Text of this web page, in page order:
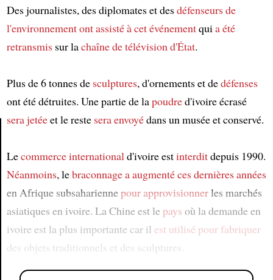
Article
Des journalistes, des diplomates et desdéfenseurs de
l'environnementont assisté à cet événementquia été
retransmissur lachaîne de télévision d'État.
Plus de 6 tonnes de sculptures, d'ornements et dedéfenses
ont été détruites. Une partie de lapoudred'ivoire écrasé
sera jetéeet le reste sera envoyédans un musée et conservé.
Lecommerce internationald'ivoire estinterditdepuis 1990.
Néanmoins, lebraconnagea augmentéces dernières années
en Afrique subsahariennepour approvisionnerles marchés
asiatiques en ivoire. La Chine est le pays où la demande en
ivoire est la plus importante car il est utilisé pour fabriquer
des objets traditionnels et des sculptures.